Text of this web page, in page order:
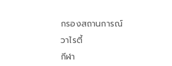
กรองสถานการณ์
วาไรตี้
กีฬา